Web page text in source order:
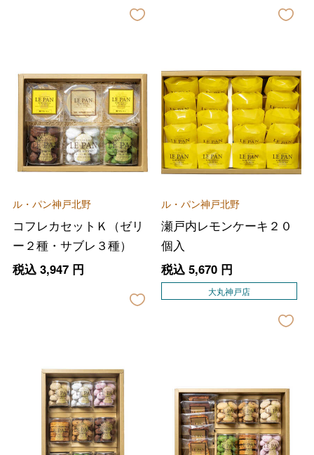
ル・パン神戸北野
コフレカセットＫ（ゼリ
ー２種・サブレ３種）
税込 3,947円
ル・パン神戸北野
瀬戸内レモンケーキ２０
個入
税込 5,670円
大丸神戸店